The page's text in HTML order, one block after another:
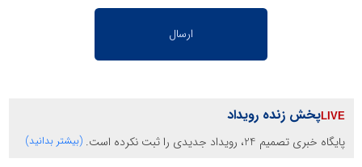
پخش زنده رویداد
پایگاه خبری تصمیم 24، رویداد جدیدی را ثبت نکرده است. (بیشتر بدانید)